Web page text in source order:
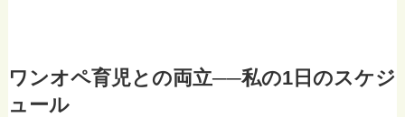
ワンオペ育児との両立──私の1日のスケジ
ュール